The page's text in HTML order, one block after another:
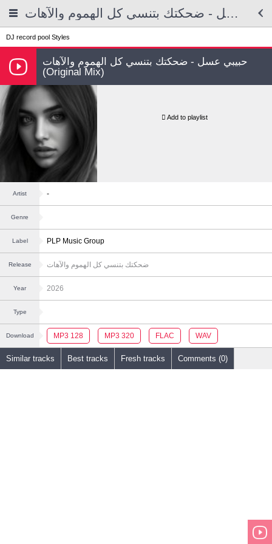
حبيبي عسل - ضحكتك بتنسي كل الهموم والآهات
DJ record pool Styles
حبيبي عسل - ضحكتك بتنسي كل الهموم والآهات
(Original Mix)
Add to playlist
Artist -
Genre
Label PLP Music Group
Release ضحكتك بتنسي كل الهموم والآهات
Year 2026
Type
Download MP3 128 MP3 320 FLAC WAV
Similar tracks Best tracks Fresh tracks Comments (0)